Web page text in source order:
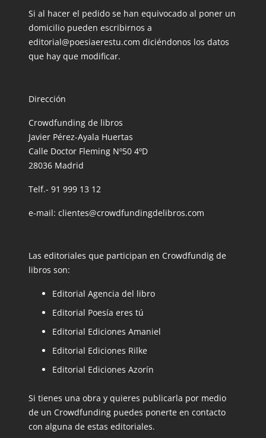
Si al hacer el pedido se han equivocado al poner un
domicilio pueden escribirnos a
editorial@poesiaerestu.com diciéndonos los datos
que hay que modificar.
Dirección
Crowdfunding de libros
Javier Pérez-Ayala Huertas
Calle Doctor Fleming Nº50 4ºD
28036 Madrid
Telf.- 91 999 13 12
e-mail: clientes@crowdfundingdelibros.com
Las editoriales que participan en Crowdfundig de
libros son:
Editorial Agencia del libro
Editorial Poesía eres tú
Editorial Ediciones Amaniel
Editorial Ediciones Rilke
Editorial Ediciones Azorín
Si tienes una obra y quieres publicarla por medio
de un Crowdfunding puedes ponerte en contacto
con alguna de estas editoriales.